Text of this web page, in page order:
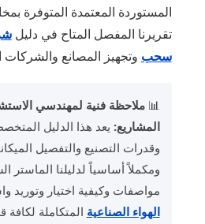
المستوردة المعتمدة المتوفرة
تقريرنا المفصل المتاح في دليل
سحب وتجهيز المصانع والشركات
📊ملاحظة فنية لمهندسي
المشاريع: يعد هذا الدليل
وقدرات التصنيع والتفصيل
ومكملاً أساسياً لدليلنا الماستر
مواصفات وكيفية اختيار وتوريد
الهواء الصناعية المتكاملة